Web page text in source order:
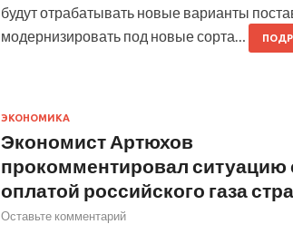
будут отрабатывать новые варианты
модернизировать под новые сорта…
ЭКОНОМИКА
Экономист Артюхов
прокомментировал ситуацию
оплатой российского газа
Оставьте комментарий